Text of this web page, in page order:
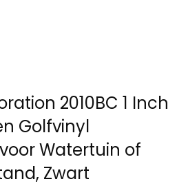
2010BC 1 Inch
Golfvinyl
Watertuin of
Zwart